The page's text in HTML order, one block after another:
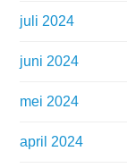
juli 2024
juni 2024
mei 2024
april 2024